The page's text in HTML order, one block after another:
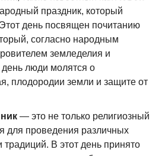
праздник, который
день посвящен почитанию
согласно народным
земледелия и
день люди молятся о
плодородии земли и защите от
— это не только религиозный
для проведения различных
В этот день принято